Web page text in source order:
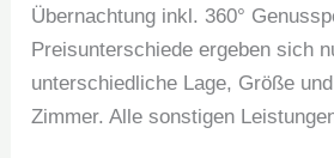
Übernachtung inkl. 360°
Preisunterschiede ergeben sich
unterschiedliche Lage, Größe
Zimmer. Alle sonstigen